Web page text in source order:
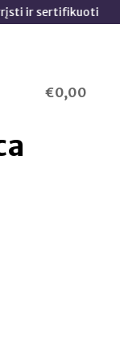
papildai 🧬
€0,00